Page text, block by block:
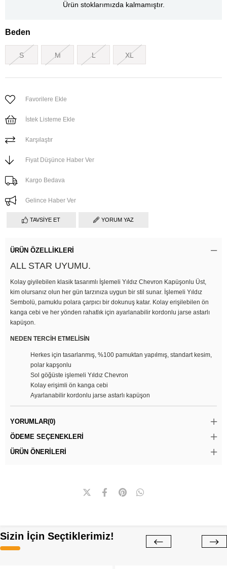
Ürün stoklarımızda kalmamıştır.
Beden
S M L XL
Favorilere Ekle
İstek Listeme Ekle
Karşılaştır
Fiyat Düşünce Haber Ver
Kargo Bedava
Gelince Haber Ver
TAVSIYE ET YORUM YAZ
ÜRÜN ÖZELLIKLERI
ALL STAR UYUMU.
Kolay giyilebilen klasik tasarımlı İşlemeli Yıldız Chevron Kapüşonlu Üst,
kim olursanız olun her gün tarzınıza uygun bir stil sunar. İşlemeli Yıldız
Sembolü, pamuklu polara çarpıcı bir dokunuş katar. Kolay erişilebilen ön
kanga cebi ve her yönden rahatlık için ayarlanabilir kordonlu jarse astarlı
kapüşon.
NEDEN TERCİH ETMELİSİN
Herkes için tasarlanmış, %100 pamuktan yapılmış, standart kesim,
polar kapşonlu
Sol göğüste işlemeli Yıldız Chevron
Kolay erişimli ön kanga cebi
Ayarlanabilir kordonlu jarse astarlı kapüşon
YORUMLAR(0)
ÖDEME SEÇENEKLERI
ÜRÜN ÖNERILERI
Sizin İçin Seçtiklerimiz!